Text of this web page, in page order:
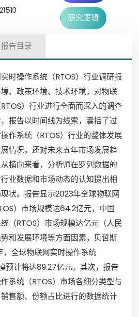
研究逻辑
报告目录
时操作系统（RTOS）行业调研报
、政策环境、技术环境，对物联
）行业进行全面而深入的调查
报告以时间线为线索，囊括了过
作系统（RTOS）行业的整体发展
情况，还对未来五年市场发展趋
横向来看，分析师在罗列数据的
业数据和市场动态的认知提出相
状。报告显示2023年全球物联网
）市场规模达64.2亿元，中国
（RTOS）市场规模达亿元（人民
和发展环境等方面因素，贝哲斯
全球物联网实时操作系统
预计将达89.27亿元。其次，报告
系统（RTOS）市场各细分类型与
售额、份额占比进行的数据统计